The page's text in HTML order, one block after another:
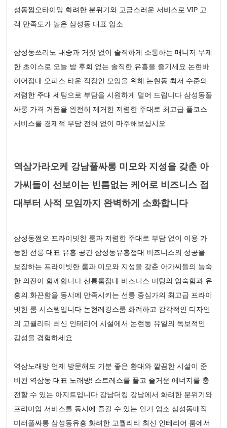
성동쩜오타이밍 화려한 분위기와 고급스러운 서비스로 VIP 고
객 만족도가 높은 삼성동 대표 업소
삼성동쓰리노 내숭과 거짓 없이 솔직하게 소통하는 매니저 무제
한 초이스로 오늘 밤 후회 없는 솔직한 유흥을 즐기세요 논현바
이어접대 오피스 타운 직장인 모임을 위해 논현동 최저 수준의
저렴한 주대 세팅으로 부담을 시원하게 덜어 드립니다 삼성동풀
싸롱 가격 거품을 완전히 제거한 저렴한 주대로 최고급 풀코스
서비스를 경제적 부담 전혀 없이 마주해보십시오
역삼가라오케 강남풀싸롱 미모와 지성을 갖춘 아
가씨들이 선보이는 빈틈없는 케어로 비즈니스 접
대부터 사적 모임까지 완벽하게 소화합니다
삼성동쩜오 프라이빗한 룸과 저렴한 주대로 부담 없이 이용 가
능한 선릉 대표 유흥 공간 삼성동유흥접대 비즈니스의 성공을
보장하는 프라이빗한 룸과 미모와 지성을 갖춘 아가씨들의 능숙
한 의전이 함께합니다 선릉룸접대 비즈니스 미팅의 엄숙함과 유
흥의 화끈함을 동시에 만족시키는 선릉 중심가의 최고급 프라이
빗한 룸 시스템입니다 논현레깅스룸 화려하고 감각적인 디자인
의 고퀄리티 최신 인테리어 시설에서 논현동 유일의 독보적인
감성을 경험하세요
역삼노래방 언제 방문해도 기분 좋은 환대와 깔끔한 시설이 준
비된 역삼동 대표 노래방! 스트레스를 풀고 즐거운 에너지를 충
전할 수 있는 아지트입니다 강남더킹 강남에서 화려한 분위기와
프리미엄 서비스를 동시에 즐길 수 있는 인기 업소 삼성동매직
미러풀싸롱 삼성동유흥 화려한 고퀄리티 최신 인테리어 룸에서